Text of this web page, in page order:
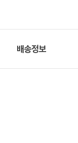
배송정보